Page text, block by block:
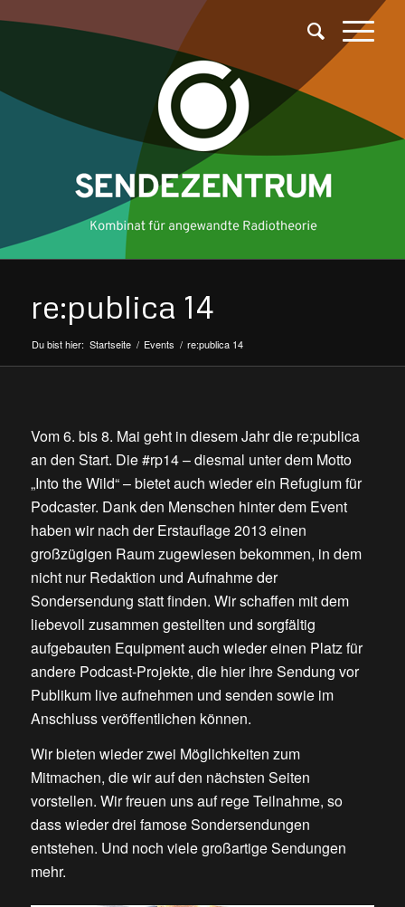
re:publica 14
Du bist hier: Startseite / Events / re:publica 14
Vom 6. bis 8. Mai geht in diesem Jahr die re:publica
an den Start. Die #rp14 – diesmal unter dem Motto
„Into the Wild“ – bietet auch wieder ein Refugium für
Podcaster. Dank den Menschen hinter dem Event
haben wir nach der Erstauflage 2013 einen
großzügigen Raum zugewiesen bekommen, in dem
nicht nur Redaktion und Aufnahme der
Sondersendung statt finden. Wir schaffen mit dem
liebevoll zusammen gestellten und sorgfältig
aufgebauten Equipment auch wieder einen Platz für
andere Podcast-Projekte, die hier ihre Sendung vor
Publikum live aufnehmen und senden sowie im
Anschluss veröffentlichen können.
Wir bieten wieder zwei Möglichkeiten zum
Mitmachen, die wir auf den nächsten Seiten
vorstellen. Wir freuen uns auf rege Teilnahme, so
dass wieder drei famose Sondersendungen
entstehen. Und noch viele großartige Sendungen
mehr.